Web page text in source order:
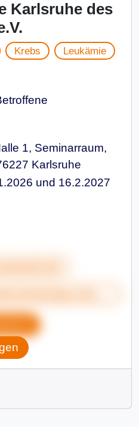
Karlsruhe des
Krebs
Leukämie
1, Seminarraum,
Karlsruhe
und 16.2.2027